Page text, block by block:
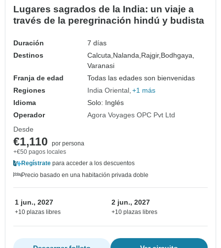
Lugares sagrados de la India: un viaje a
través de la peregrinación hindú y budista
Duración
7 días
Destinos
Calcuta,Nalanda,Rajgir,Bodhgaya,
Varanasi
Franja de edad
Todas las edades son bienvenidas
Regiones
India Oriental +1 más
Idioma
Solo: Inglés
Operador
Agora Voyages OPC Pvt Ltd
Desde
€1,110
por persona
+€50 pagos locales
Regístrate para acceder a los descuentos
Precio basado en una habitación privada doble
1 jun., 2027
+10 plazas libres
2 jun., 2027
+10 plazas libres